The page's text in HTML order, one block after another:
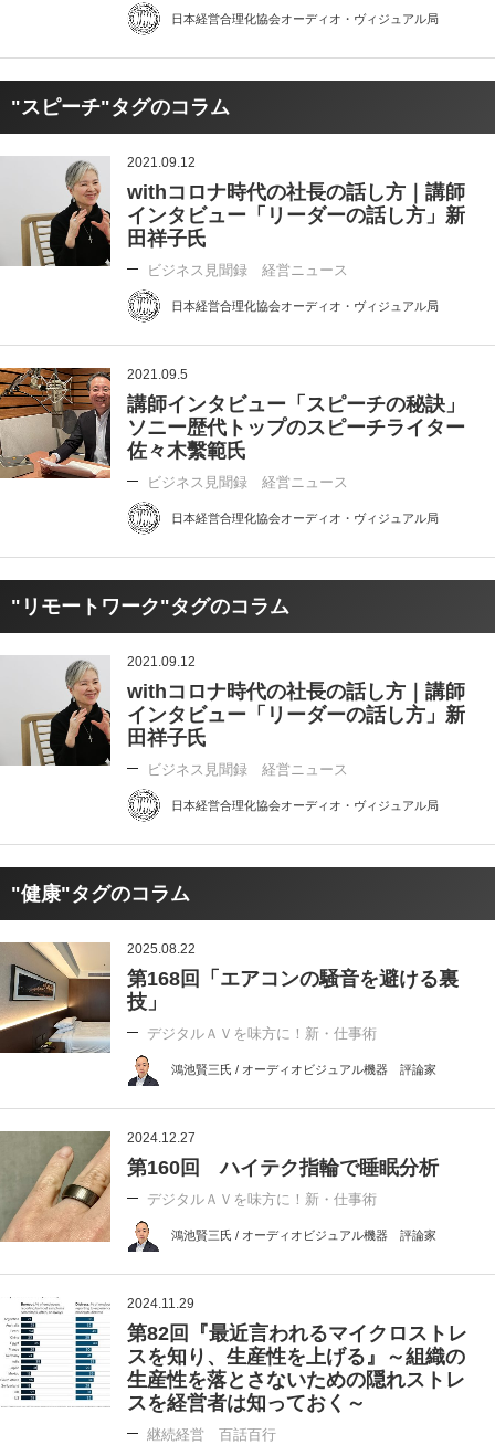
日本経営合理化協会オーディオ・ヴィジュアル局
"スピーチ"タグのコラム
2021.09.12
withコロナ時代の社長の話し方｜講師
インタビュー「リーダーの話し方」新
田祥子氏
ビジネス見聞録 経営ニュース
日本経営合理化協会オーディオ・ヴィジュアル局
2021.09.5
講師インタビュー「スピーチの秘訣」
ソニー歴代トップのスピーチライター
佐々木繫範氏
ビジネス見聞録 経営ニュース
日本経営合理化協会オーディオ・ヴィジュアル局
"リモートワーク"タグのコラム
2021.09.12
withコロナ時代の社長の話し方｜講師
インタビュー「リーダーの話し方」新
田祥子氏
ビジネス見聞録 経営ニュース
日本経営合理化協会オーディオ・ヴィジュアル局
"健康"タグのコラム
2025.08.22
第168回「エアコンの騒音を避ける裏
技」
デジタルＡＶを味方に！新・仕事術
鴻池賢三氏 / オーディオビジュアル機器 評論家
2024.12.27
第160回 ハイテク指輪で睡眠分析
デジタルＡＶを味方に！新・仕事術
鴻池賢三氏 / オーディオビジュアル機器 評論家
2024.11.29
第82回『最近言われるマイクロストレ
スを知り、生産性を上げる』～組織の
生産性を落とさないための隠れストレ
スを経営者は知っておく～
継続経営 百話百行